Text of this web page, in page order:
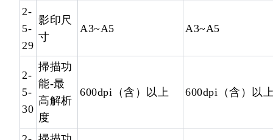
2-
5-
29
影印尺
寸
A3~A5 A3~A5
2-
5-
30
掃描功
能-最
高解析
度
600dpi（含）以上 600dpi（含）以